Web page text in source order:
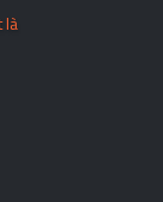
là